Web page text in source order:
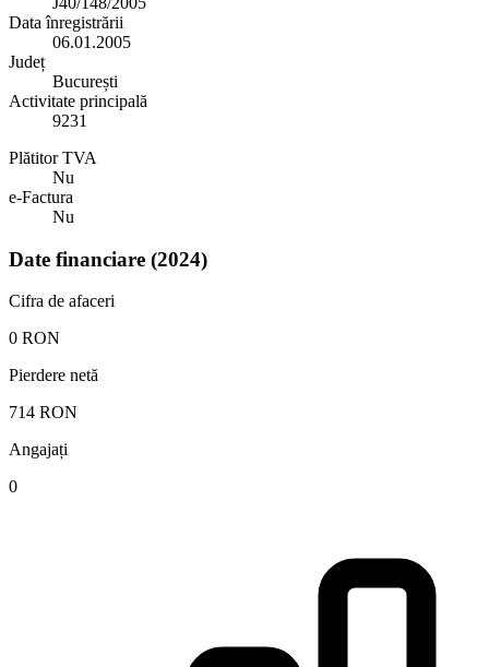
Data înregistrării
06.01.2005
Județ
București
Activitate principală
9231
Plătitor TVA
Nu
e-Factura
Nu
Date financiare (2024)
Cifra de afaceri
0 RON
Pierdere netă
714 RON
Angajați
0